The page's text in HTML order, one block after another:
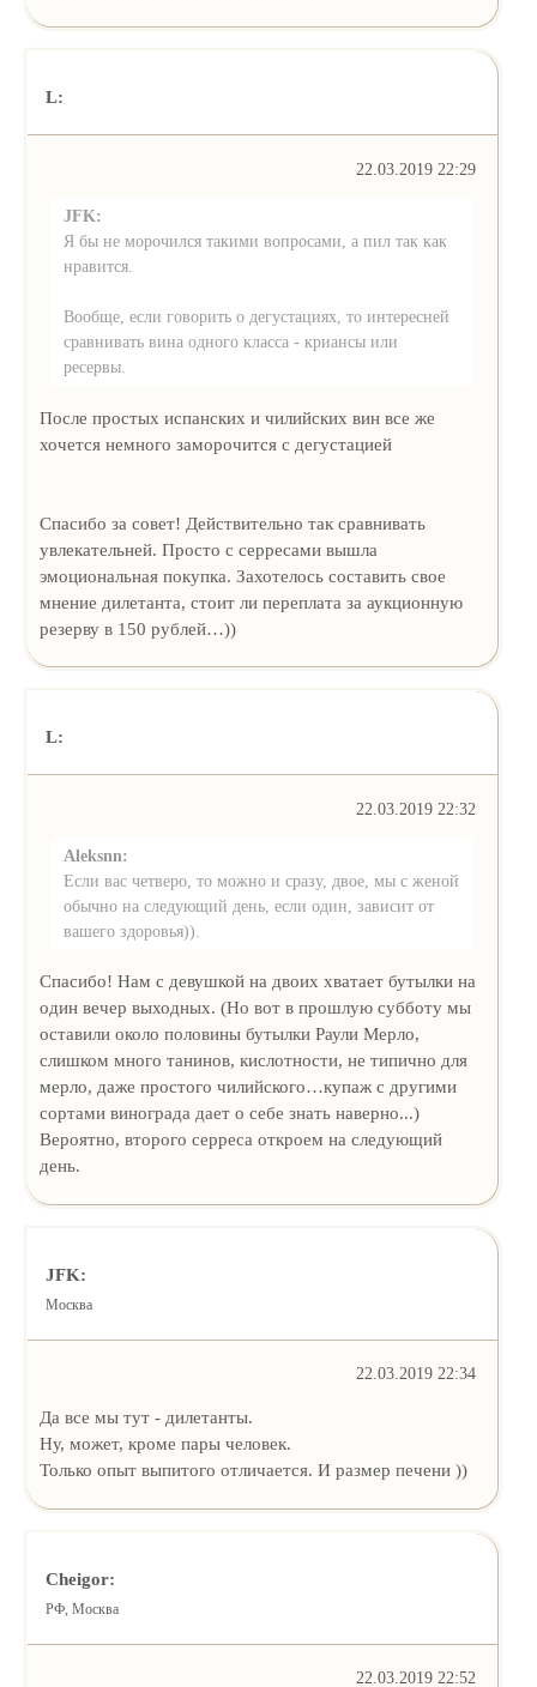
L:
22.03.2019 22:29
JFK:
Я бы не морочился такими вопросами, а пил так как
нравится.
Вообще, если говорить о дегустациях, то интересней
сравнивать вина одного класса - криансы или
ресервы.
После простых испанских и чилийских вин все же
хочется немного заморочится с дегустацией
Спасибо за совет! Действительно так сравнивать
увлекательней. Просто с серресами вышла
эмоциональная покупка. Захотелось составить свое
мнение дилетанта, стоит ли переплата за аукционную
резерву в 150 рублей…))
L:
22.03.2019 22:32
Aleksnn:
Если вас четверо, то можно и сразу, двое, мы с женой
обычно на следующий день, если один, зависит от
вашего здоровья)).
Спасибо! Нам с девушкой на двоих хватает бутылки на
один вечер выходных. (Но вот в прошлую субботу мы
оставили около половины бутылки Раули Мерло,
слишком много танинов, кислотности, не типично для
мерло, даже простого чилийского…купаж с другими
сортами винограда дает о себе знать наверно...)
Вероятно, второго серреса откроем на следующий
день.
JFK:
Москва
22.03.2019 22:34
Да все мы тут - дилетанты.
Ну, может, кроме пары человек.
Только опыт выпитого отличается. И размер печени ))
Cheigor:
РФ, Москва
22.03.2019 22:52